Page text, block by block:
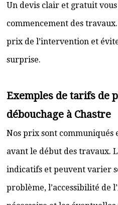
Un devis clair et gratuit
commencement des
prix de l’intervention et
surprise.
Exemples de tarifs de
débouchage à Chastre
Nos prix sont communiqués
avant le début des travaux.
indicatifs et peuvent varier
problème, l’accessibilité de